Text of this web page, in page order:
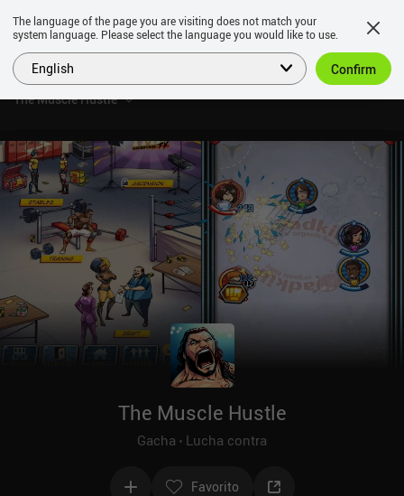
The Muscle Hustle
The Muscle Hustle
Gacha Lucha contra
Favorito
The language of the page you are visiting does not match your
system language. Please select the language you would like to use.
English Confirm